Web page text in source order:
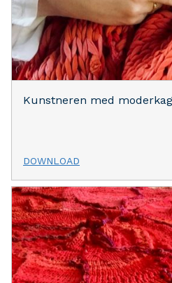
Kunstneren med
DOWNLOAD